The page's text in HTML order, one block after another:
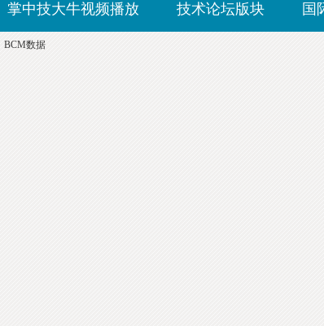
掌中技大牛视频播放 技术论坛版块 国
BCM数据